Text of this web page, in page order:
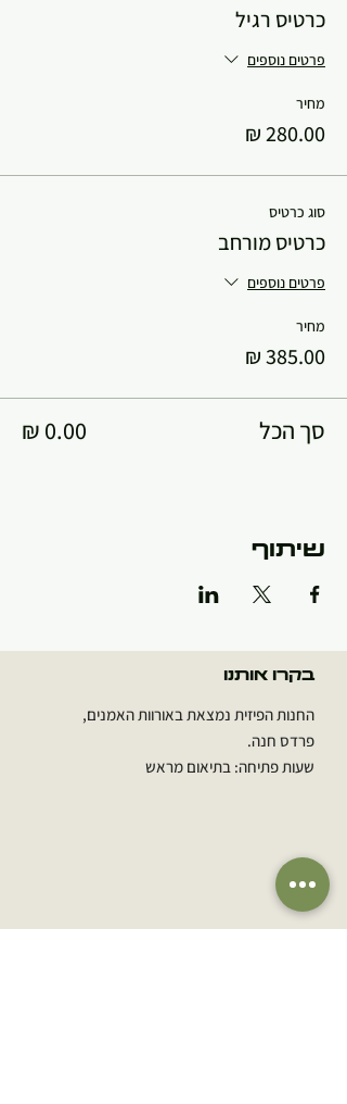
כרטיס רגיל
פרטים נוספים
מחיר
סוג כרטיס
כרטיס מורחב
פרטים נוספים
מחיר
סך הכל
שיתוף
בקרו אותנו
החנות הפיזית נמצאת באורוות האמנים,
פרדס חנה.
שעות פתיחה: בתיאום מראש